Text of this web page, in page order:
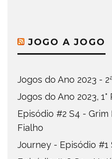
JOGO A JOGO
Jogos do Ano 2023 -
Jogos do Ano 2023, 1°
Episódio #2 S4 -
Fialho
Journey - Episódio #1